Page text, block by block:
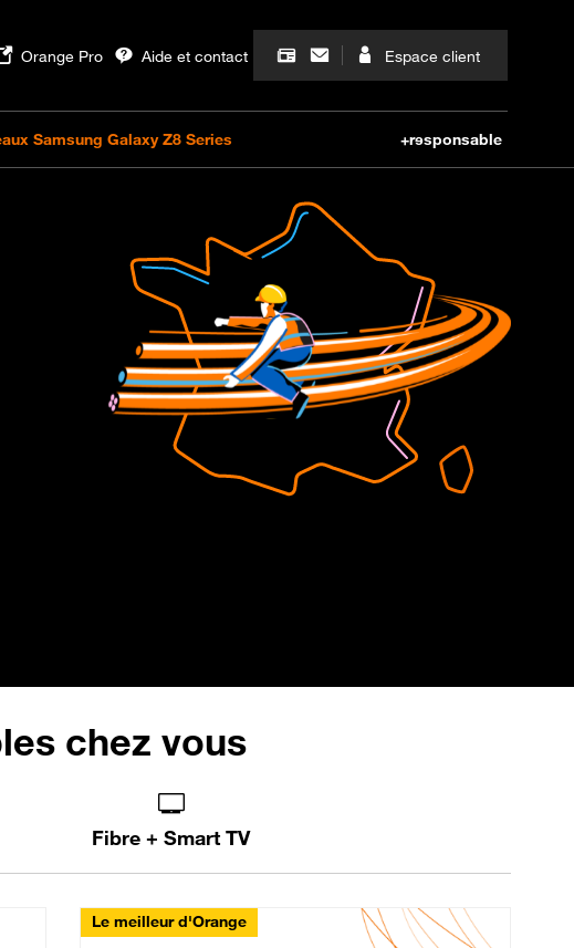
chez vous
Fibre + Smart TV
Le meilleur d'Orange